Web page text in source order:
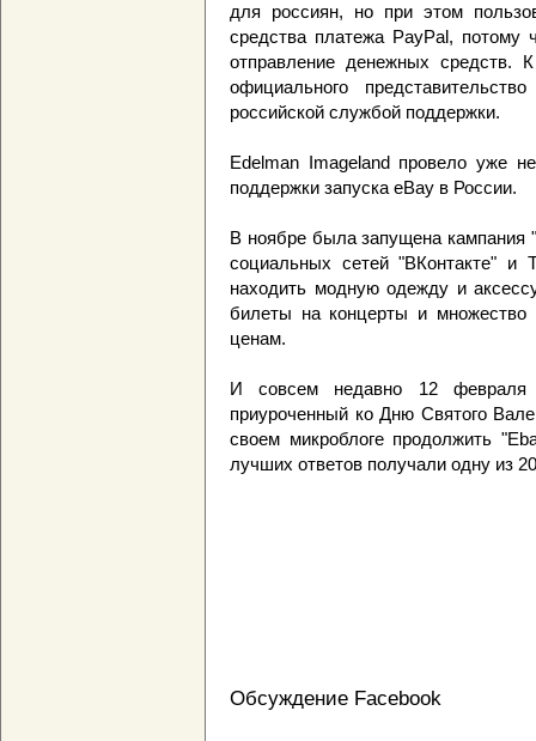
для россиян, но при этом
средства платежа PayPal, потому
отправление денежных средств.
официального
российской службой поддержки.
Edelman Imageland провело уже
поддержки запуска eBay в России.
В ноябре была запущена кампания
социальных сетей "ВКонтакте" и
находить модную одежду и
билеты на концерты и множество
ценам.
И совсем недавно 12 февраля
приуроченный ко Дню Святого
своем микроблоге продолжить
лучших ответов получали одну из
Обсуждение Facebook